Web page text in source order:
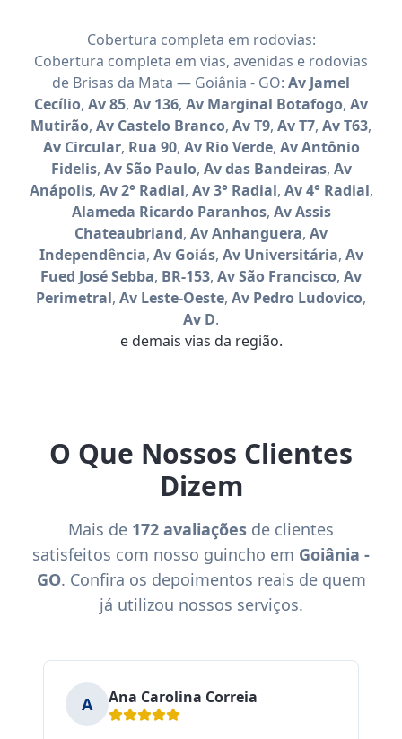
Cobertura completa em rodovias:
Cobertura completa em vias, avenidas e rodovias
de Brisas da Mata — Goiânia - GO: Av Jamel
Cecílio, Av 85, Av 136, Av Marginal Botafogo, Av
Mutirão, Av Castelo Branco, Av T9, Av T7, Av T63,
Av Circular, Rua 90, Av Rio Verde, Av Antônio
Fidelis, Av São Paulo, Av das Bandeiras, Av
Anápolis, Av 2° Radial, Av 3° Radial, Av 4° Radial,
Alameda Ricardo Paranhos, Av Assis
Chateaubriand, Av Anhanguera, Av
Independência, Av Goiás, Av Universitária, Av
Fued José Sebba, BR-153, Av São Francisco, Av
Perimetral, Av Leste-Oeste, Av Pedro Ludovico,
Av D.
e demais vias da região.
O Que Nossos Clientes
Dizem
Mais de 172 avaliações de clientes
satisfeitos com nosso guincho em Goiânia -
GO. Confira os depoimentos reais de quem
já utilizou nossos serviços.
A Ana Carolina Correia